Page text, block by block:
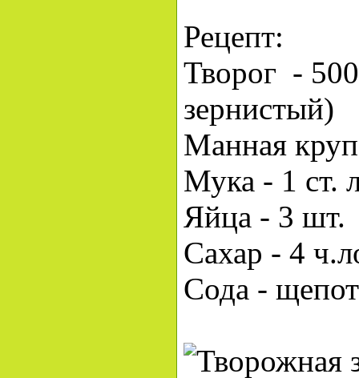
Рецепт:
Творог -
зернистый)
Манная
Мука - 1 ст.
Яйца - 3 шт.
Сахар - 4
Сода -